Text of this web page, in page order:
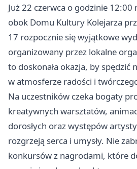
Już 22 czerwca o godzinie
obok Domu Kultury Kolejarza
17 rozpocznie się wyjątkowe
organizowany przez lokalne
to doskonała okazja, by spędzić
w atmosferze radości i
Na uczestników czeka bogaty
kreatywnych warsztatów,
dorosłych oraz występów
rozgrzeją serca i umysły. Nie
konkursów z nagrodami, które